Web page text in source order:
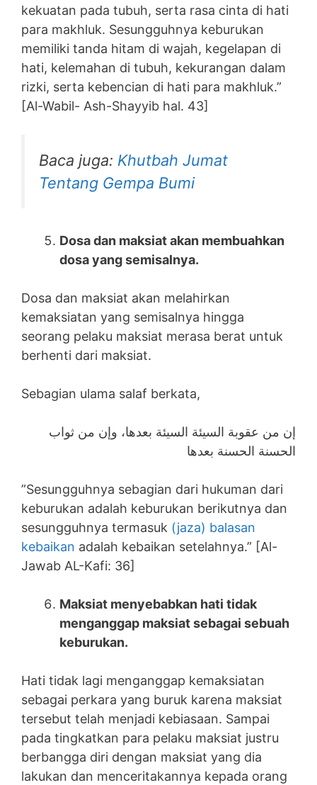
kekuatan pada tubuh, serta rasa cinta di hati
para makhluk. Sesungguhnya keburukan
memiliki tanda hitam di wajah, kegelapan di
hati, kelemahan di tubuh, kekurangan dalam
rizki, serta kebencian di hati para makhluk.”
[Al-Wabil- Ash-Shayyib hal. 43]
Baca juga: Khutbah Jumat
Tentang Gempa Bumi
Dosa dan maksiat akan membuahkan
dosa yang semisalnya.
Dosa dan maksiat akan melahirkan
kemaksiatan yang semisalnya hingga
seorang pelaku maksiat merasa berat untuk
berhenti dari maksiat.
Sebagian ulama salaf berkata,
إن من عقوبة السيئة السيئة بعدها، وإن من ثواب
الحسنة الحسنة بعدها
”Sesungguhnya sebagian dari hukuman dari
keburukan adalah keburukan berikutnya dan
sesungguhnya termasuk (jaza) balasan
kebaikan adalah kebaikan setelahnya.” [Al-
Jawab AL-Kafi: 36]
Maksiat menyebabkan hati tidak
menganggap maksiat sebagai sebuah
keburukan.
Hati tidak lagi menganggap kemaksiatan
sebagai perkara yang buruk karena maksiat
tersebut telah menjadi kebiasaan. Sampai
pada tingkatkan para pelaku maksiat justru
berbangga diri dengan maksiat yang dia
lakukan dan menceritakannya kepada orang